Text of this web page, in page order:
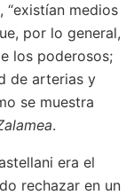
“existían medios
por lo general,
los poderosos;
de arterias y
se muestra
.
era el
rechazar en un